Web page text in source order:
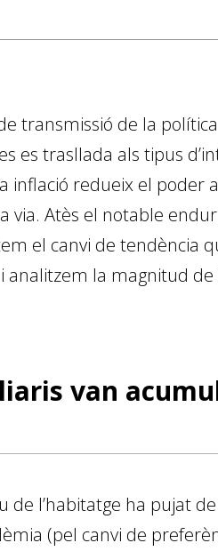
transmissió de la
es trasllada als tipus
inflació redueix el poder
via. Atès el notable
el canvi de tendència
la magnitud de
van
de l’habitatge ha pujat
(pel canvi de